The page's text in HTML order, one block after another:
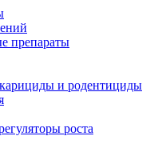
препараты
и родентициды
роста